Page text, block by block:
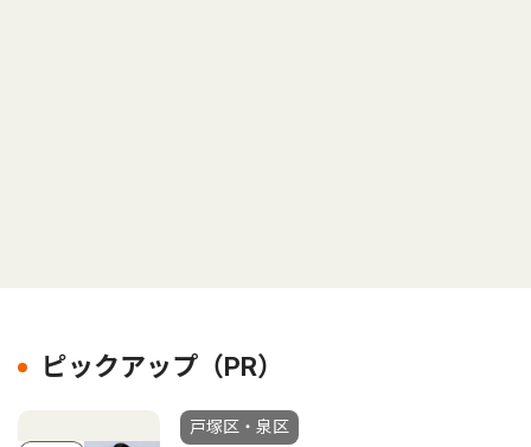
ピックアップ（PR）
戸塚区・泉区